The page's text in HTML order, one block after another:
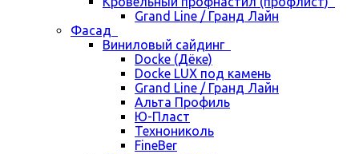
Grand Line / Гранд Лайн
Фасад
Виниловый сайдинг
Docke (Дёке)
Docke LUX под камень
Grand Line / Гранд Лайн
Альта Профиль
Ю-Пласт
Технониколь
FineBer